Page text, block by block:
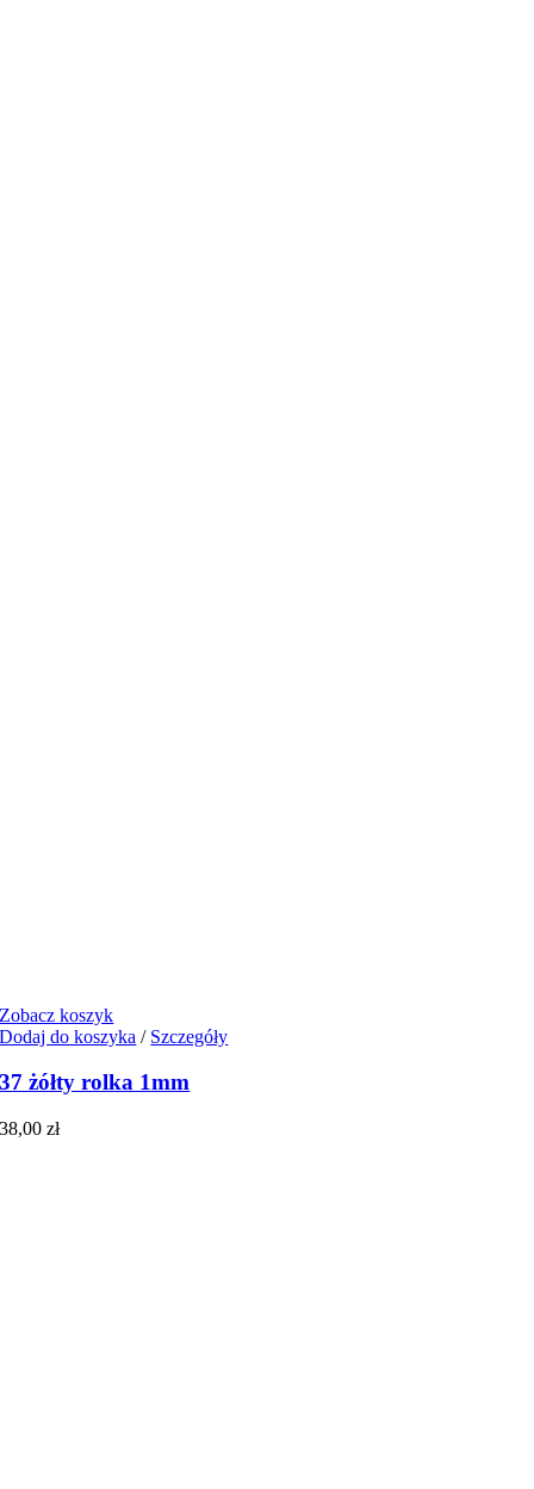
Zobacz koszyk
Dodaj do koszyka / Szczegóły
37 żółty rolka 1mm
38,00zł